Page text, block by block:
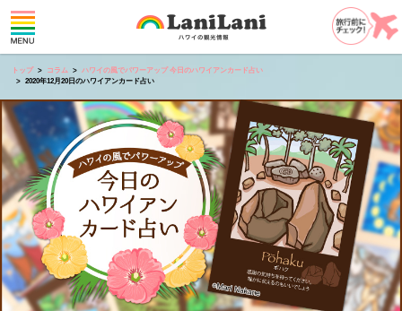
トップ コラム
ハワイの風でパワーアップ 今日のハワイアンカード占い
2020年12月20日のハワイアンカード占い